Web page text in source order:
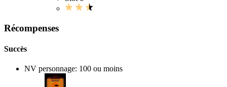
Récompenses
Succès
NV personnage: 100 ou moins